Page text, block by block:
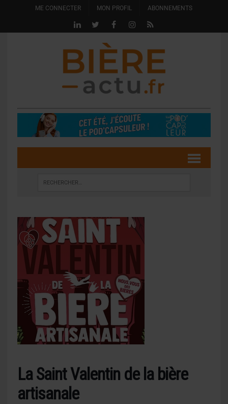
ME CONNECTER MON PROFIL ABONNEMENTS
La Saint Valentin de la bière
artisanale